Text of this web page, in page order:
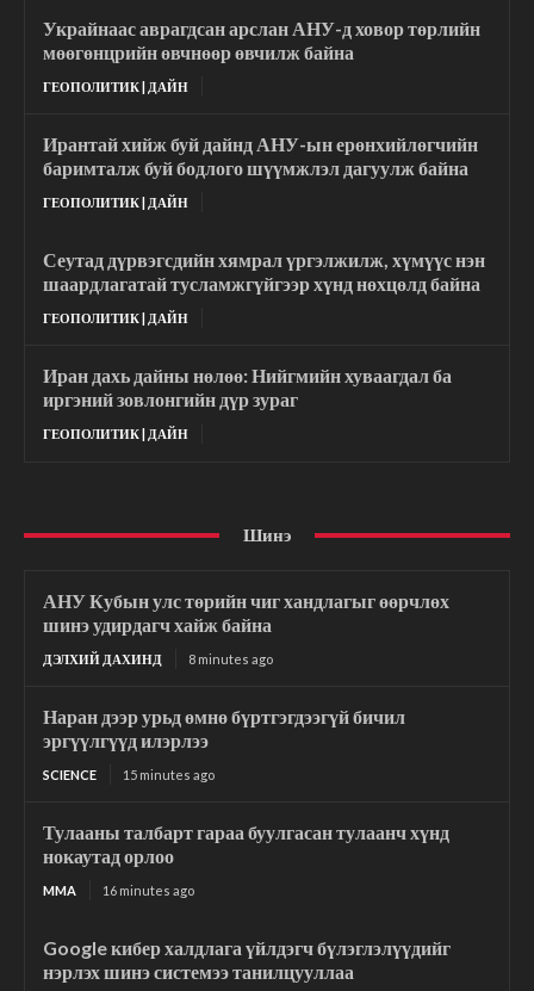
Украйнаас аврагдсан арслан АНУ-д ховор төрлийн
мөөгөнцрийн өвчнөөр өвчилж байна
ГЕОПОЛИТИК | ДАЙН
Ирантай хийж буй дайнд АНУ-ын ерөнхийлөгчийн
баримталж буй бодлого шүүмжлэл дагуулж байна
ГЕОПОЛИТИК | ДАЙН
Сеутад дүрвэгсдийн хямрал үргэлжилж, хүмүүс нэн
шаардлагатай тусламжгүйгээр хүнд нөхцөлд байна
ГЕОПОЛИТИК | ДАЙН
Иран дахь дайны нөлөө: Нийгмийн хуваагдал ба
иргэний зовлонгийн дүр зураг
ГЕОПОЛИТИК | ДАЙН
Шинэ
АНУ Кубын улс төрийн чиг хандлагыг өөрчлөх
шинэ удирдагч хайж байна
ДЭЛХИЙ ДАХИНД 8 minutes ago
Наран дээр урьд өмнө бүртгэгдээгүй бичил
эргүүлгүүд илэрлээ
SCIENCE 15 minutes ago
Тулааны талбарт гараа буулгасан тулаанч хүнд
нокаутад орлоо
MMA 16 minutes ago
Google кибер халдлага үйлдэгч бүлэглэлүүдийг
нэрлэх шинэ системээ танилцууллаа